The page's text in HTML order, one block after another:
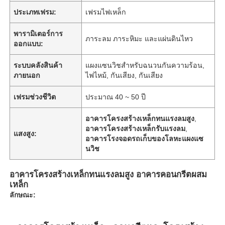
ประเภทเฟรม: เฟรมไฟเหล็ก
พารามิเตอร์การ
ออกแบบ:
ภาระลม ภาระหิมะ และแผ่นดินไหว
ระบบคลังสินค้า
ภายนอก
แผงแซนวิชสำหรับฉนวนกันความร้อน,
ไฟไหม้, กันเสียง, กันเสียง
เฟรมช่วงชีวิต ประมาณ 40 ~ 50 ปี
แสงสูง:
อาคารโครงสร้างเหล็กทนแรงลมสูง
อาคารโครงสร้างเหล็กรับแรงลม
อาคารโรงจอดรถเก็บของโลหะแผงแซ
นวิช
อาคารโครงสร้างเหล็กทนแรงลมสูง อาคารคอนกรีตผสม
เหล็ก
ลักษณะ: